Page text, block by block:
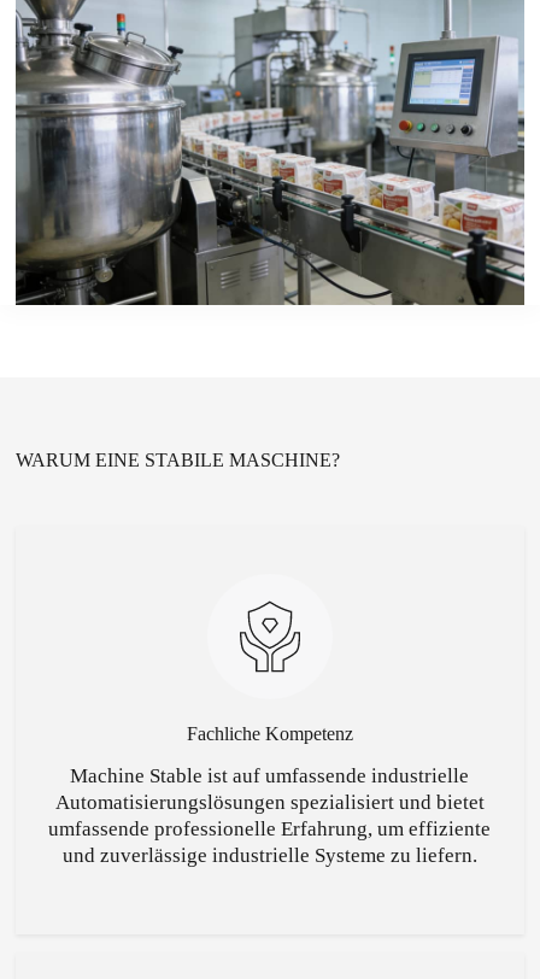
WARUM EINE STABILE MASCHINE?
Fachliche Kompetenz
Machine Stable ist auf umfassende industrielle
Automatisierungslösungen spezialisiert und bietet
umfassende professionelle Erfahrung, um effiziente
und zuverlässige industrielle Systeme zu liefern.